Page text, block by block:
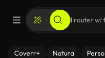
Coverr+ Natura